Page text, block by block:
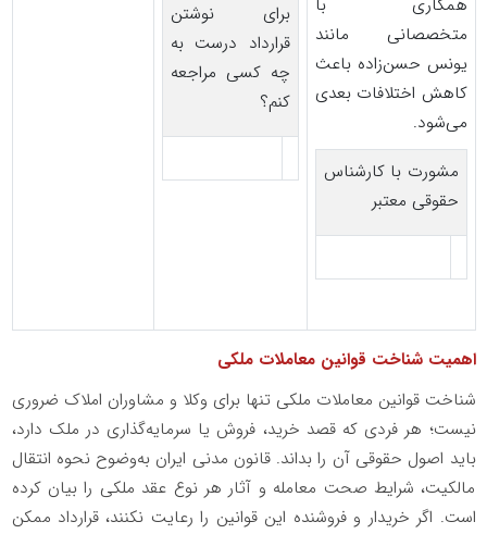
متخصصانی مانند
یونس حسن‌زاده باعث
کاهش اختلافات بعدی
می‌شود.
مشورت با کارشناس
حقوقی معتبر
برای نوشتن
قرارداد درست به
چه کسی مراجعه
کنم؟
اهمیت شناخت قوانین معاملات ملکی
شناخت قوانین معاملات ملکی تنها برای وکلا و مشاوران املاک ضروری
نیست؛ هر فردی که قصد خرید، فروش یا سرمایه‌گذاری در ملک دارد،
باید اصول حقوقی آن را بداند. قانون مدنی ایران به‌وضوح نحوه انتقال
مالکیت، شرایط صحت معامله و آثار هر نوع عقد ملکی را بیان کرده
است. اگر خریدار و فروشنده این قوانین را رعایت نکنند، قرارداد ممکن